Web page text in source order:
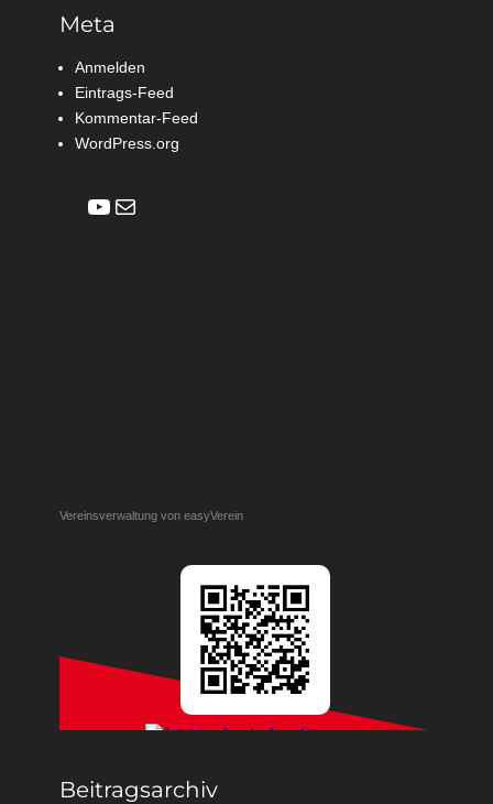
Meta
Anmelden
Eintrags-Feed
Kommentar-Feed
WordPress.org
YouTube
E-Mail
Vereinsverwaltung von easyVerein
Beitragsarchiv